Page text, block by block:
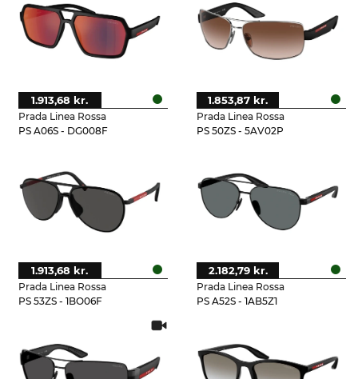
Prada Linea Rossa
PS A06S - DG008F
1.913,68 kr.
Prada Linea Rossa
PS 50ZS - 5AV02P
1.853,87 kr.
Prada Linea Rossa
PS 53ZS - 1BO06F
1.913,68 kr.
Prada Linea Rossa
PS A52S - 1AB5Z1
2.182,79 kr.